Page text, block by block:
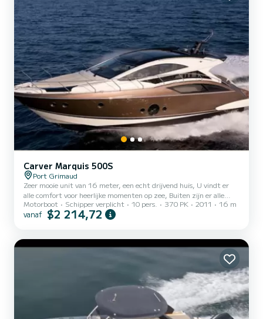
Carver Marquis 500S
Port Grimaud
Zeer mooie unit van 16 meter, een echt drijvend huis, U vindt er
alle comfort voor heerlijke momenten op zee, Buiten zijn er alle
faciliteiten waardoor u kunt genieten van zowel nautische als
wateractiviteiten evenals alle comfort voor uw momenten van
enorme erker die toegang geeft tot een comfortabele woonkamer
waar u zich voelt leuk vinden thuis, 3 prachtige hutten en 2 douc...
Motorboot Schipper verplicht 10 pers. 370 PK 2011 16 m
vanaf $2 214,72